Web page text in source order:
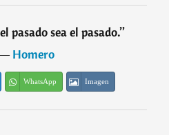
pasado sea el pasado.”
Homero
WhatsApp Imagen